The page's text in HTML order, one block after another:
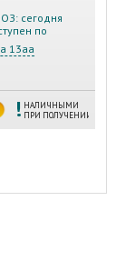
сегодня
по
13аа
НАЛИЧНЫМИ
ПРИ ПОЛУЧЕНИИ